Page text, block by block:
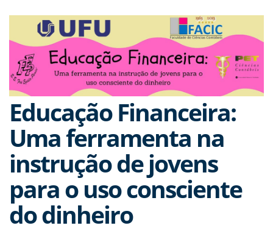
Educação Financeira:
Uma ferramenta na
instrução de jovens
para o uso consciente
do dinheiro